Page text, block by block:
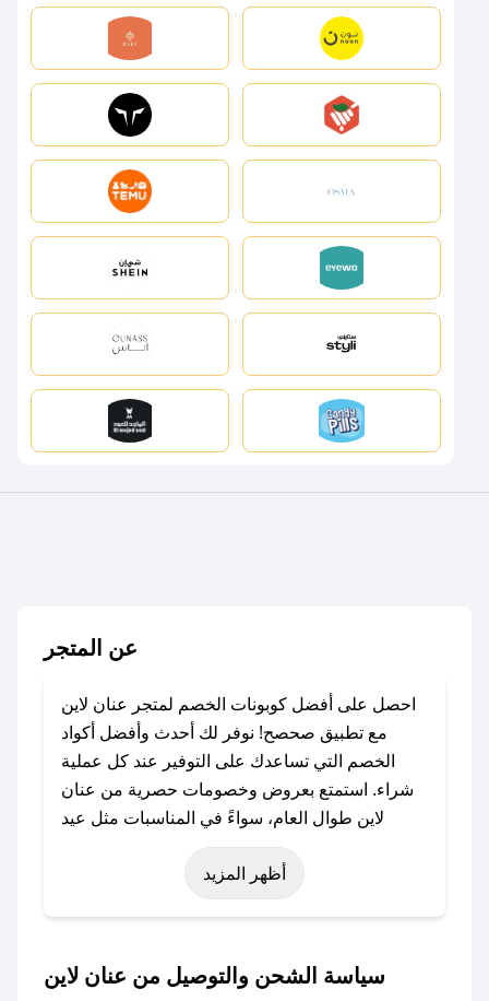
عن المتجر
احصل على أفضل كوبونات الخصم لمتجر عنان لاين
مع تطبيق صحصح! نوفر لك أحدث وأفضل أكواد
الخصم التي تساعدك على التوفير عند كل عملية
شراء. استمتع بعروض وخصومات حصرية من عنان
لاين طوال العام، سواءً في المناسبات مثل عيد
الفطر، عيد الأضحى، الجمعة البيضاء (شهر نوفمبر)،
رمضان، اليوم الوطني، يوم التأسيس، أو حتى عروض
باستخدام تطبيق صحصح، يمكنك العثور بسهولة على
أظهر المزيد
سياسة الشحن والتوصيل من عنان لاين